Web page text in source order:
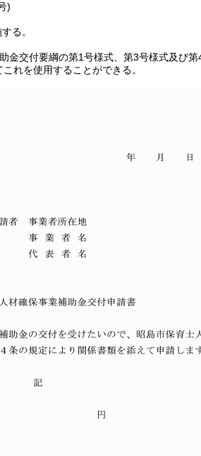
)
る。
金交付要綱の第1号様式、第3号様式及び
れを使用することができる。